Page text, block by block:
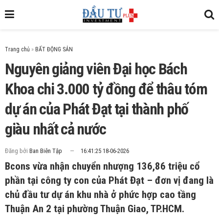
Trang chủ »
Nguyên giảng viên Đại học Bách
Khoa chi 3.000 tỷ đồng để thâu tóm
dự án của Phát Đạt tại thành phố
giàu nhất cả nước
Đăng bởi Ban Biên Tập 16:41:25 18-06-2026
Bcons vừa nhận chuyển nhượng 136,86 triệu cổ
phần tại công ty con của Phát Đạt – đơn vị đang là
chủ đầu tư dự án khu nhà ở phức hợp cao tầng
Thuận An 2 tại phường Thuận Giao, TP.HCM.